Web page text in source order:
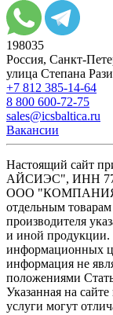
198035
Россия, Санкт-
улица Степана
+7 812 385-14-64
8 800 600-72-75
sales@icsbaltica.ru
Вакансии
Настоящий сайт
АЙСИЭС", ИНН
ООО "КОМПАНИЯ
отдельным
производителя
и иной продукции.
информационных
информация не
положениями
Указанная на
услуги могут